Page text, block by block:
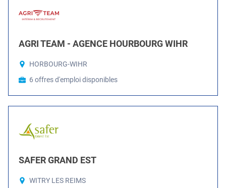
AGRI TEAM - AGENCE HOURBOURG WIHR
HORBOURG-WIHR
6 offres d'emploi disponibles
SAFER GRAND EST
WITRY LES REIMS